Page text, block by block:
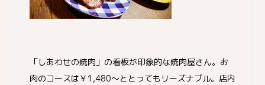
「しあわせの焼肉」の看板が印象的な焼肉屋さん。お
肉のコースは￥1,480～ととってもリーズナブル。店内